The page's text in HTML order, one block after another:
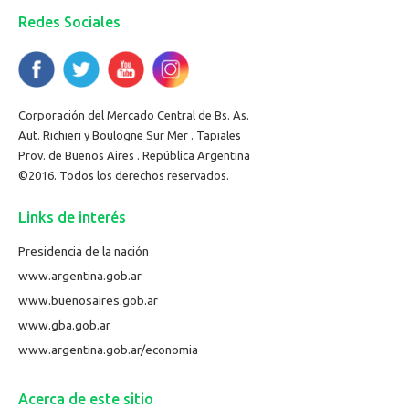
Redes Sociales
Corporación del Mercado Central de Bs. As.
Aut. Richieri y Boulogne Sur Mer . Tapiales
Prov. de Buenos Aires . República Argentina
©2016. Todos los derechos reservados.
Links de interés
Presidencia de la nación
www.argentina.gob.ar
www.buenosaires.gob.ar
www.gba.gob.ar
www.argentina.gob.ar/economia
Acerca de este sitio